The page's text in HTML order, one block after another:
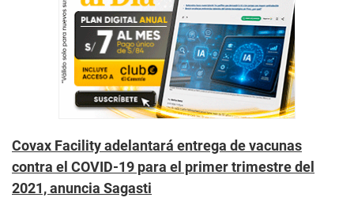
Covax Facility adelantará entrega de vacunas
contra el COVID-19 para el primer trimestre del
2021, anuncia Sagasti